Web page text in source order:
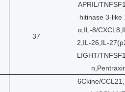
37
APRIL/
hitinase 3-like
α,IL-8/
2,IL-26,IL-
LIGHT/
6Ckine/